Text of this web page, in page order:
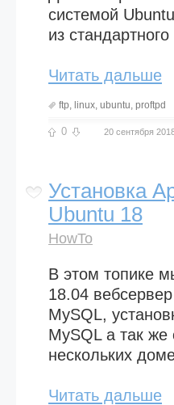
системой
из
Читать дальше
ftp, linux, ubuntu, proftpd
0 20 сентября
Установка
Ubuntu 18
HowTo
В этом топике
18.04
MySQL,
MySQL а так же
нескольких
Читать дальше